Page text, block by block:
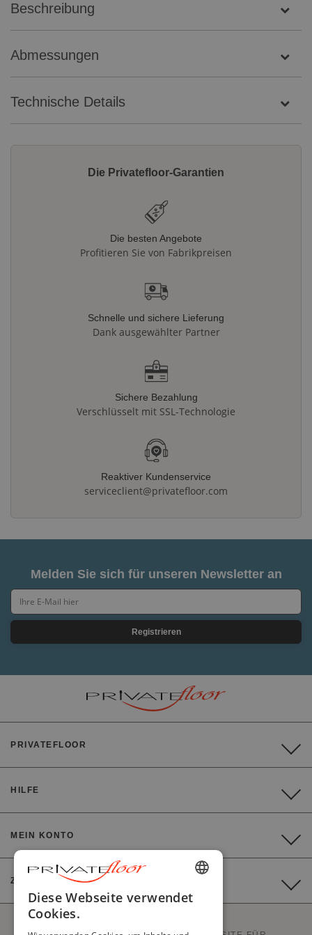
Beschreibung
Abmessungen
Technische Details
Die Privatefloor-Garantien
Die besten Angebote
Profitieren Sie von Fabrikpreisen
Schnelle und sichere Lieferung
Dank ausgewählter Partner
Sichere Bezahlung
Verschlüsselt mit SSL-Technologie
Reaktiver Kundenservice
serviceclient@privatefloor.com
Melden Sie sich für unseren Newsletter an
Registrieren
PRIVATEFLOOR
HILFE
MEIN KONTO
ZAHLUNG
ENGLISH
Diese Webseite verwendet
Cookies.